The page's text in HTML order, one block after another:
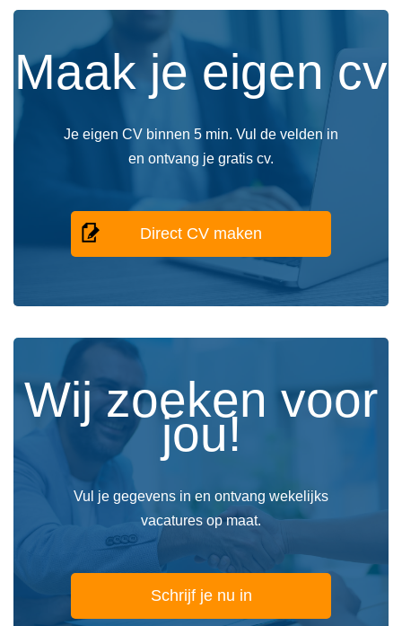
Maak je eigen cv
Je eigen CV binnen 5 min. Vul de velden in
en ontvang je gratis cv.
Direct CV maken
Wij zoeken voor
jou!
Vul je gegevens in en ontvang wekelijks
vacatures op maat.
Schrijf je nu in